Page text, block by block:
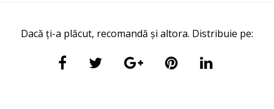
Dacă ți-a plăcut, recomandă și altora. Distribuie pe: